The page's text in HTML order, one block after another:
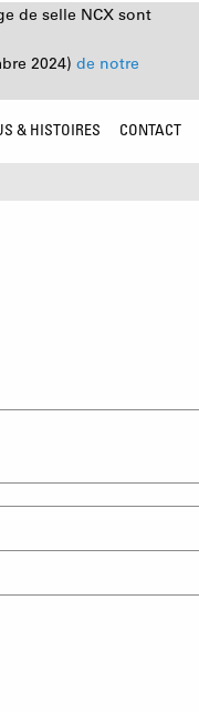
de selle NCX sont
2024) de notre
& HISTOIRES CONTACT